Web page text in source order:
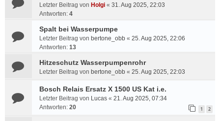
Letzter Beitrag von Holgi « 31. Aug 2025, 22:03
Antworten: 4
Spalt bei Wasserpumpe
Letzter Beitrag von bertone_obb « 25. Aug 2025, 22:06
Antworten: 13
Hitzeschutz Wasserpumpenrohr
Letzter Beitrag von bertone_obb « 25. Aug 2025, 22:03
Bosch Relais Ersatz X 1500 US Kat i.e.
Letzter Beitrag von Lucas « 21. Aug 2025, 07:34
Antworten: 20 1 2